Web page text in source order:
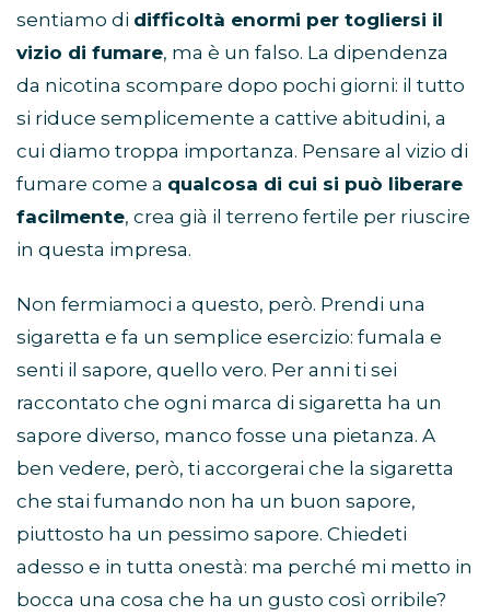
sentiamo di difficoltà enormi per togliersi il
vizio di fumare, ma è un falso. La dipendenza
da nicotina scompare dopo pochi giorni: il tutto
si riduce semplicemente a cattive abitudini, a
cui diamo troppa importanza. Pensare al vizio di
fumare come a qualcosa di cui si può liberare
facilmente, crea già il terreno fertile per riuscire
in questa impresa.
Non fermiamoci a questo, però. Prendi una
sigaretta e fa un semplice esercizio: fumala e
senti il sapore, quello vero. Per anni ti sei
raccontato che ogni marca di sigaretta ha un
sapore diverso, manco fosse una pietanza. A
ben vedere, però, ti accorgerai che la sigaretta
che stai fumando non ha un buon sapore,
piuttosto ha un pessimo sapore. Chiedeti
adesso e in tutta onestà: ma perché mi metto in
bocca una cosa che ha un gusto così orribile?